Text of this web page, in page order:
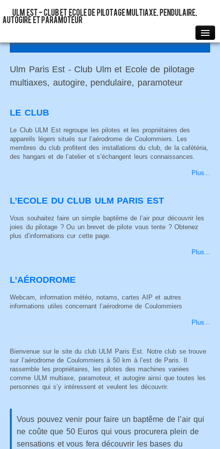
ULM Est - Club et Ecole de pilotage multiaxe, pendulaire,
autogire et paramoteur
Accueil
Le Club
L’Ecole
L’Aérodrome
Liens
Infos
Contact
Ulm Paris Est - Club Ulm et Ecole de pilotage
multiaxes, autogire, pendulaire, paramoteur
LE CLUB
Le Club ULM Est regroupe les pilotes et les propriétaires des
appareils légers situés sur l’aérodrome de Coulommiers. Les
membres du club profitent des installations du club, de la cafétéria,
des hangars et de l’atelier et s’échangent leurs connaissances.
Plus...
L’ECOLE DU CLUB ULM PARIS EST
Vous souhaitez faire un simple baptême de l’air pour découvrir les
joies du pilotage ? Ou un brevet de pilote vous tente ? Obtenez
plus d’informations cur cette page.
Plus...
L’AÉRODROME
Webcam, information météo, notams, cartes AIP et autres
informations utiles concernant l’aérodrome de Coulommiers
Plus...
Bienvenue sur le site du club ULM Paris Est. Notre club se trouve
sur l’aérodrome de Coulommiers à 50 km à l’est de Paris. Il
rassemble les propriétaires, les pilotes des machines variées
comme ULM multiaxe, paramoteur, et autogire ainsi que toutes les
personnes qui s’y intéressent et veulent les découvrir.
Vous pouvez venir pour faire un baptême de l’air qui
ne coûte que 50 Euros qui vous procurera plein de
sensations et vous fera découvrir les bases du